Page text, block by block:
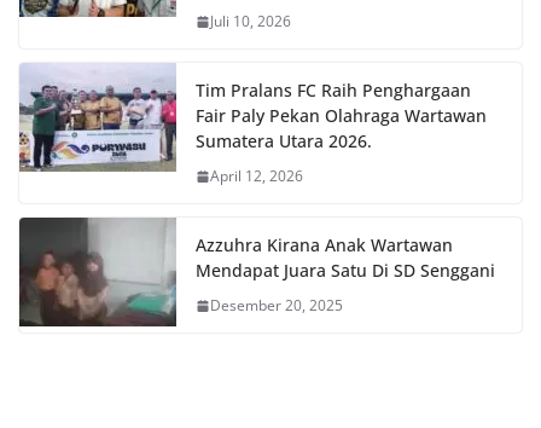
Juli 10, 2026
Tim Pralans FC Raih Penghargaan
Fair Paly Pekan Olahraga Wartawan
Sumatera Utara 2026.
April 12, 2026
Azzuhra Kirana Anak Wartawan
Mendapat Juara Satu Di SD Senggani
Desember 20, 2025